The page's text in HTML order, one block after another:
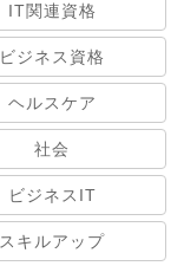
IT関連資格
ビジネス資格
ヘルスケア
社会
ビジネスIT
スキルアップ